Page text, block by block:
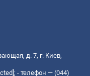
д. 7, г. Киев,
; - телефон — (044)